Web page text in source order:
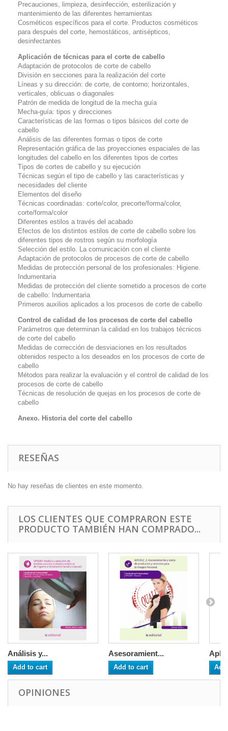
Precauciones, limpieza, desinfección, esterilización y
mantenimiento de las diferentes herramientas
Cosméticos específicos para el corte. Productos cosméticos
para después del corte, hemostáticos, antisépticos,
desinfectantes
Aplicación de técnicas para el corte de cabello
Adaptación de protocolos de corte de cabello
División en secciones para la realización del corte
Líneas y su dirección: de corte, de contorno; horizontales,
verticales, oblicuas o diagonales
Patrón de medida de longitud de la mecha guía
Mecha-guía: tipos y direcciones
Características de las formas o tipos básicos del corte de
cabello
Análisis de las diferentes formas o tipos de corte
Representación gráfica de las proyecciones espaciales de las
longitudes del cabello en los diferentes tipos de cortes
Tipos de cortes de cabello y su ejecución
Técnicas según el tipo de cabello y las características y
necesidades del cliente
Elementos del diseño
Técnicas coordinadas: corte/color, precorte/forma/color,
corte/forma/color
Diferentes estilos a través del acabado
Efectos de los distintos estilos de corte de cabello sobre los
diferentes tipos de rostros según su morfología
Selección del estilo. La comunicación con el cliente
Adaptación de protocolos de procesos de corte de cabello
Medidas de protección personal de los profesionales: Higiene.
Indumentaria
Medidas de protección del cliente sometido a procesos de corte
de cabello: Indumentaria
Primeros auxilios aplicados a los procesos de corte de cabello
Control de calidad de los procesos de corte del cabello
Parámetros que determinan la calidad en los trabajos técnicos
de corte del cabello
Medidas de corrección de desviaciones en los resultados
obtenidos respecto a los deseados en los procesos de corte de
cabello
Métodos para realizar la evaluación y el control de calidad de los
procesos de corte de cabello
Técnicas de resolución de quejas en los procesos de corte de
cabello
Anexo. Historia del corte del cabello
RESEÑAS
No hay reseñas de clientes en este momento.
LOS CLIENTES QUE COMPRARON ESTE
PRODUCTO TAMBIÉN HAN COMPRADO...
Análisis y...
Add to cart
Asesoramient...
Add to cart
OPINIONES